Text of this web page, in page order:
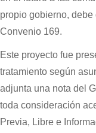
propio gobierno,
Convenio 169.
Este proyecto fue
tratamiento según
adjunta una nota del
toda consideración
Previa, Libre e